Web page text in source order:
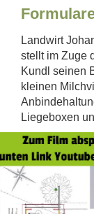
Landwirt
stellt im Zuge
Kundl seinen
kleinen
Liegeboxen